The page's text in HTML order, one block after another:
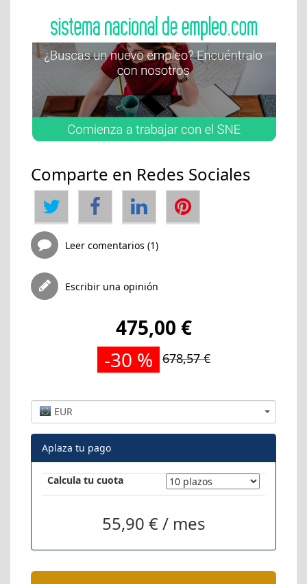
Comparte en Redes Sociales
Leer comentarios (1)
Escribir una opinión
475,00 €
-30 %
678,57 €
EUR
Aplaza tu pago
Calcula tu cuota
55,90 € / mes